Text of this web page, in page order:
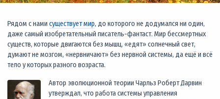
Рядом с нами существует мир, до которого не додумался ни один,
даже самый изобретательный писатель-фантаст. Мир бессмертных
существ, которые двигаются без мышц, «едят» солнечный свет,
думают не мозгом, «нервничают» без нервной системы, да ещё и всё
тело у которых разного возраста.
Автор эволюционной теории Чарльз Роберт Дарвин
утверждал, что работа системы управления